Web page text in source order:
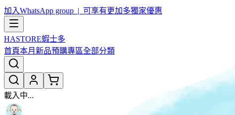
加入WhatsApp group | 可享有更加多獨家優惠
HASTORE蝦士多
首頁本月新品預購專區全部分類
載入中...